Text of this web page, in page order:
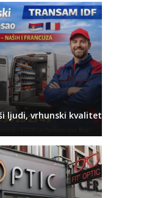
ljudi, vrhunski kvalitet